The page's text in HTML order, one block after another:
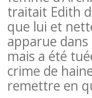
traitait Edith
que lui et
apparue
mais a été
crime de
remettre en